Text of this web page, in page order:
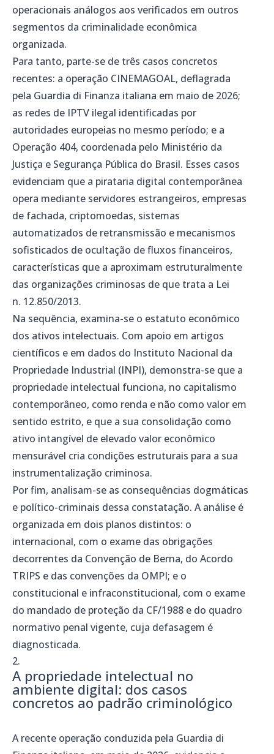
operacionais análogos aos verificados em outros
segmentos da criminalidade econômica
organizada.
Para tanto, parte-se de três casos concretos
recentes: a operação CINEMAGOAL, deflagrada
pela Guardia di Finanza italiana em maio de 2026;
as redes de IPTV ilegal identificadas por
autoridades europeias no mesmo período; e a
Operação 404, coordenada pelo Ministério da
Justiça e Segurança Pública do Brasil. Esses casos
evidenciam que a pirataria digital contemporânea
opera mediante servidores estrangeiros, empresas
de fachada, criptomoedas, sistemas
automatizados de retransmissão e mecanismos
sofisticados de ocultação de fluxos financeiros,
características que a aproximam estruturalmente
das organizações criminosas de que trata a Lei
n. 12.850/2013.
Na sequência, examina-se o estatuto econômico
dos ativos intelectuais. Com apoio em artigos
científicos e em dados do Instituto Nacional da
Propriedade Industrial (INPI), demonstra-se que a
propriedade intelectual funciona, no capitalismo
contemporâneo, como renda e não como valor em
sentido estrito, e que a sua consolidação como
ativo intangível de elevado valor econômico
mensurável cria condições estruturais para a sua
instrumentalização criminosa.
Por fim, analisam-se as consequências dogmáticas
e político-criminais dessa constatação. A análise é
organizada em dois planos distintos: o
internacional, com o exame das obrigações
decorrentes da Convenção de Berna, do Acordo
TRIPS e das convenções da OMPI; e o
constitucional e infraconstitucional, com o exame
do mandado de proteção da CF/1988 e do quadro
normativo penal vigente, cuja defasagem é
diagnosticada.
A propriedade intelectual no
ambiente digital: dos casos
concretos ao padrão criminológico
A recente operação conduzida pela Guardia di